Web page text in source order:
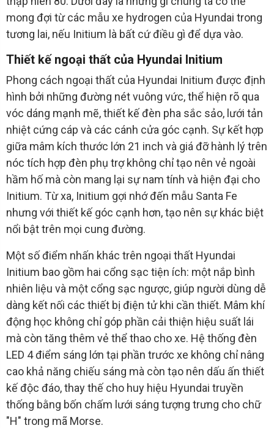
mong đợi từ các mẫu xe hydrogen của Hyundai trong
tương lai, nếu Initium là bất cứ điều gì để dựa vào.
Thiết kế ngoại thất của Hyundai Initium
Phong cách ngoại thất của Hyundai Initium được định
hình bởi những đường nét vuông vức, thể hiện rõ qua
vóc dáng mạnh mẽ, thiết kế đèn pha sắc sảo, lưới tản
nhiệt cứng cáp và các cánh cửa góc cạnh. Sự kết hợp
giữa mâm kích thước lớn 21 inch và giá đỡ hành lý trên
nóc tích hợp đèn phụ trợ không chỉ tạo nên vẻ ngoài
hầm hố mà còn mang lại sự nam tính và hiện đại cho
Initium. Từ xa, Initium gợi nhớ đến mẫu Santa Fe
nhưng với thiết kế góc cạnh hơn, tạo nên sự khác biệt
nổi bật trên mọi cung đường.
Một số điểm nhấn khác trên ngoại thất Hyundai
Initium bao gồm hai cổng sạc tiện ích: một nắp bình
nhiên liệu và một cổng sạc ngược, giúp người dùng dễ
dàng kết nối các thiết bị điện tử khi cần thiết. Mâm khí
động học không chỉ góp phần cải thiện hiệu suất lái
mà còn tăng thêm vẻ thể thao cho xe. Hệ thống đèn
LED 4 điểm sáng lớn tại phần trước xe không chỉ nâng
cao khả năng chiếu sáng mà còn tạo nên dấu ấn thiết
kế độc đáo, thay thế cho huy hiệu Hyundai truyền
thống bằng bốn chấm lưới sáng tượng trưng cho chữ
"H" trong mã Morse.